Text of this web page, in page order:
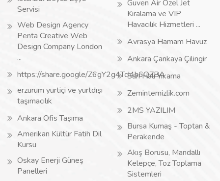
Servisi
Web Design Agency
Penta Creative Web
Design Company London
...
https://share.google/Z6gY2g4TcI4h6QZBA
erzurum yurtiçi ve yurtdışı
taşımacılık
Ankara Ofis Taşıma
Amerikan Kültür Fatih Dil
Kursu
Oskay Enerji Güneş
Panelleri
Guven Air Özel Jet
Kiralama ve VIP
Havacılık Hizmetleri ...
Avrasya Hamam Havuz
Ankara Çankaya Çilingir
Sarı Halı Yıkama
Zemintemizlik.com
2MS YAZILIM
Bursa Kumaş - Toptan &
Perakende
Akış Borusu, Mandallı
Kelepçe, Toz Toplama
Sistemleri